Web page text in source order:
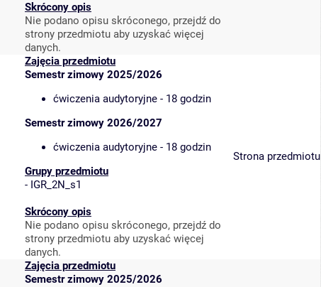
Skrócony opis
Nie podano opisu skróconego, przejdź do
strony przedmiotu aby uzyskać więcej
danych.
Zajęcia przedmiotu
Semestr zimowy 2025/2026
ćwiczenia audytoryjne - 18 godzin
Semestr zimowy 2026/2027
ćwiczenia audytoryjne - 18 godzin
Grupy przedmiotu
- IGR_2N_s1
Skrócony opis
Nie podano opisu skróconego, przejdź do
strony przedmiotu aby uzyskać więcej
danych.
Strona przedmiotu
Zajęcia przedmiotu
Semestr zimowy 2025/2026